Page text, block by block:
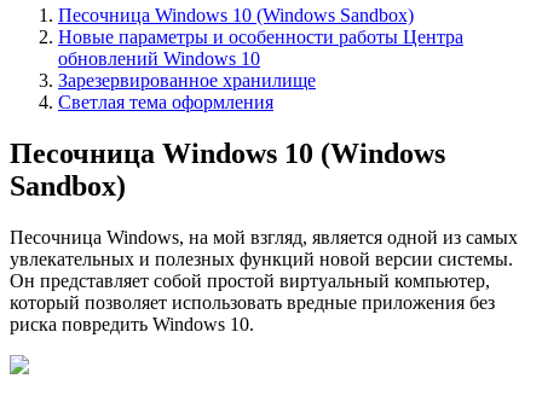
Песочница Windows 10 (Windows Sandbox)
Новые параметры и особенности работы Центра
обновлений Windows 10
Зарезервированное хранилище
Светлая тема оформления
Песочница Windows 10 (Windows
Sandbox)
Песочница Windows, на мой взгляд, является одной из самых
увлекательных и полезных функций новой версии системы.
Он представляет собой простой виртуальный компьютер,
который позволяет использовать вредные приложения без
риска повредить Windows 10.